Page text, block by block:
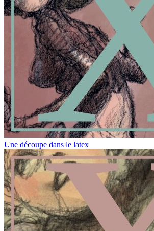
Une découpe dans le latex